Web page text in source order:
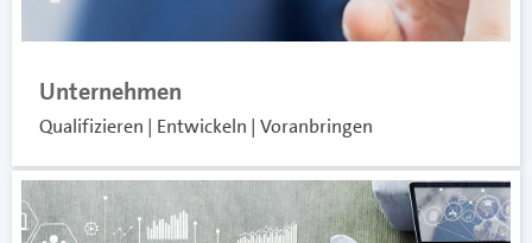
Unternehmen
Qualifizieren | Entwickeln | Voranbringen